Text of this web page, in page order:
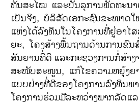
ທັນສະໄໝ ແລະບັນລຸການພັດທະນ
ເປັນຈິງ, ບໍລິສັດເອກະຊົນຂະໜາດໃ
ແຫ່ງໄດ້ລົງທຶນໃນໂຄງການທີ່ຢູ່ອາໄ
ຍະ, ໂຄງສ້າງພື້ນຖານດ້ານການຂົ
ສັນຍານທີ່ດີ ແລະກະຊວງການກໍ່ສ້າ
ສະໜັບສະໜູນ, ແກ້ໄຂຄວາມຫຍຸ້ງຍ
ແບບຢ່າງທີ່ດີຂອງໂຄງການລົງທຶນພ
ໂຄງການຮ່ວມມືລະຫວ່າງພາກລັດແ